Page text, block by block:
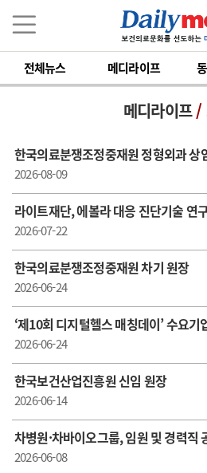
전체뉴스 메디라이프
메디라이프/
한국의료분쟁조정중재원 정형외과 상
2026-08-09
라이트재단, 에볼라 대응 진단기술 연
2026-07-22
한국의료분쟁조정중재원 차기 원장
2026-06-24
‘제10회 디지털헬스 매칭데이’ 수요기
2026-06-24
한국보건산업진흥원 신임 원장
2026-06-14
차병원·차바이오그룹, 임원 및 경력직
2026-06-08